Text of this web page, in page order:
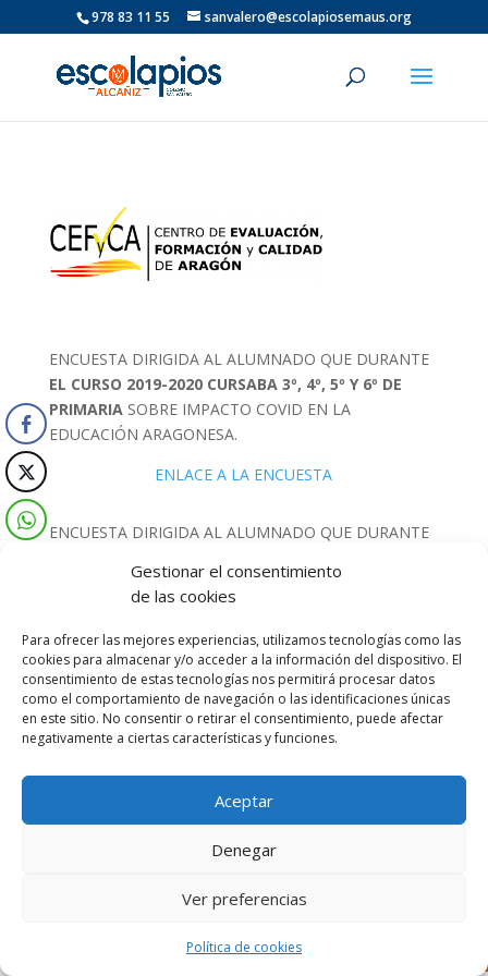
Gestionar el consentimiento
de las cookies
Para ofrecer las mejores experiencias, utilizamos tecnologías como las
cookies para almacenar y/o acceder a la información del dispositivo. El
consentimiento de estas tecnologías nos permitirá procesar datos
como el comportamiento de navegación o las identificaciones únicas
en este sitio. No consentir o retirar el consentimiento, puede afectar
negativamente a ciertas características y funciones.
Aceptar
Denegar
Ver preferencias
Política de cookies
978 83 11 55 sanvalero@escolapiosemaus.org
ENCUESTA DIRIGIDA AL ALUMNADO QUE DURANTE
EL CURSO 2019-2020 CURSABA 3º, 4º, 5º Y 6º DE
PRIMARIA SOBRE IMPACTO COVID EN LA
EDUCACIÓN ARAGONESA.
ENLACE A LA ENCUESTA
ENCUESTA DIRIGIDA AL ALUMNADO QUE DURANTE
SECUNDARIASOBRE IMPACTO COVID EN LA
EDUCACIÓN ARAGONESA.
ENLACE A LA ENCUESTA
Diseñado por Escuelas Pías Provincia Emaús
Aviso Legal-